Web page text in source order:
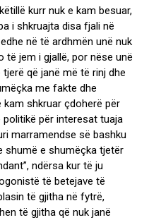
kurr nuk e kam besuar,
i shkruajta disa fjali në
në të ardhmën unë nuk
jem i gjallë, por nëse unë
që janë më të rinj dhe
me fakte dhe
kam shkruar çdoherë për
politikë për interesat tuaja
marramendse së bashku
shumë e shumëçka tjetër
ndërsa kur të ju
të betejave të
të gjitha në fytrë,
të gjitha që nuk janë